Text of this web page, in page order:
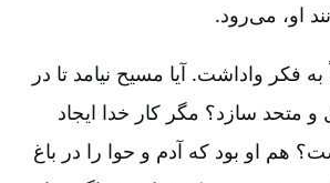
او، می‌رود.
فکر واداشت‌. آیا مسیح نیامد تا در
و متحد سازد؟ مگر کار خدا ایجاد
هم او بود که آدم و حوا را در باغ